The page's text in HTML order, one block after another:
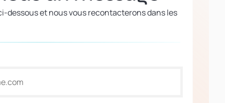
dessous et nous vous recontacterons dans les